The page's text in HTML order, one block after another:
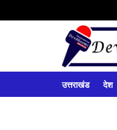
उत्तराखंड देश